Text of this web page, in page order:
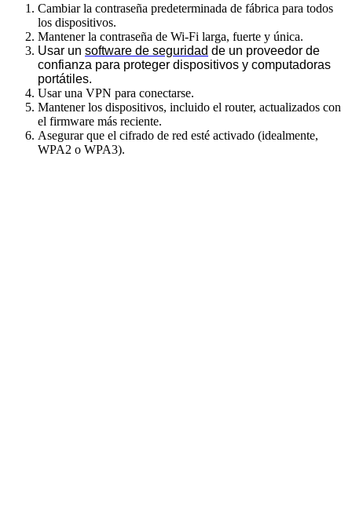
Cambiar la contraseña predeterminada de fábrica para todos
los dispositivos.
Mantener la contraseña de Wi-Fi larga, fuerte y única.
Usar un software de seguridad de un proveedor de
confianza para proteger dispositivos y computadoras
portátiles.
Usar una VPN para conectarse.
Mantener los dispositivos, incluido el router, actualizados con
el firmware más reciente.
Asegurar que el cifrado de red esté activado (idealmente,
WPA2 o WPA3).